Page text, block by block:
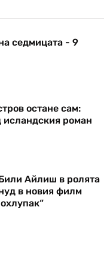
седмицата - 9
остане сам:
исландския роман
Айлиш в ролята
в новия филм